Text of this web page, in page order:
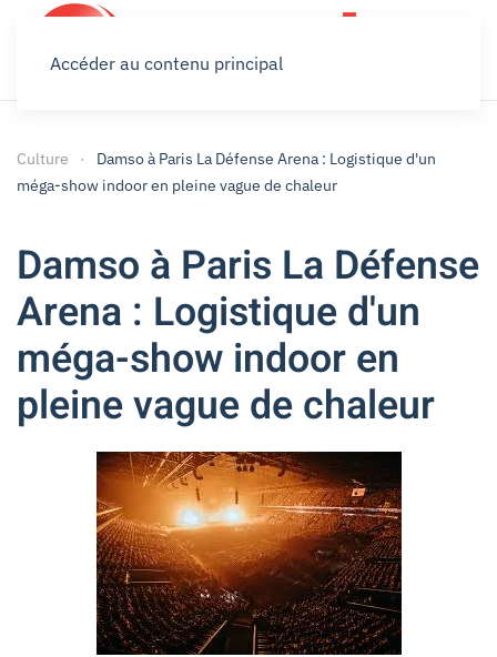
Accéder au contenu principal
Culture
Damso à Paris La Défense Arena : Logistique d'un
méga-show indoor en pleine vague de chaleur
Damso à Paris La Défense
Arena : Logistique d'un
méga-show indoor en
pleine vague de chaleur